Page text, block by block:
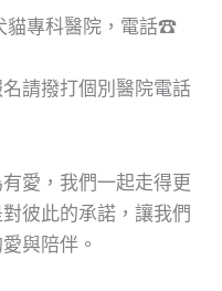
貓專科醫院，電話☎
請撥打個別醫院電話
愛，我們一起走得更
彼此的承諾，讓我們
與陪伴。